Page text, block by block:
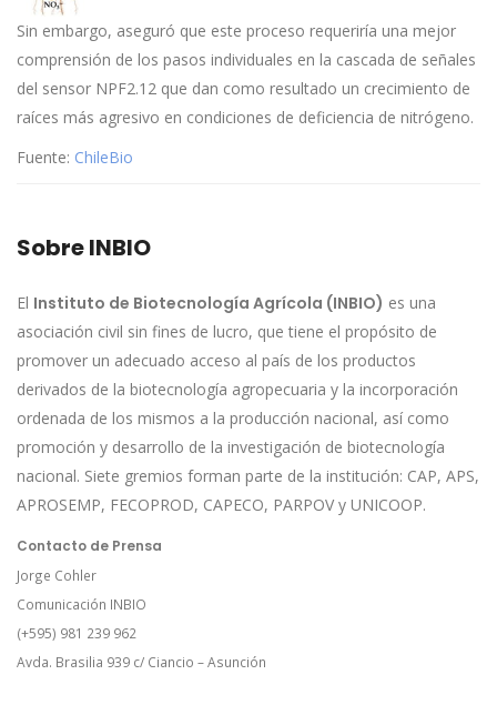
Sin embargo, aseguró que este proceso requeriría una mejor
comprensión de los pasos individuales en la cascada de señales
del sensor NPF2.12 que dan como resultado un crecimiento de
raíces más agresivo en condiciones de deficiencia de nitrógeno.
Fuente: ChileBio
Sobre INBIO
El Instituto de Biotecnología Agrícola (INBIO) es una
asociación civil sin fines de lucro, que tiene el propósito de
promover un adecuado acceso al país de los productos
derivados de la biotecnología agropecuaria y la incorporación
ordenada de los mismos a la producción nacional, así como
promoción y desarrollo de la investigación de biotecnología
nacional. Siete gremios forman parte de la institución: CAP, APS,
APROSEMP, FECOPROD, CAPECO, PARPOV y UNICOOP.
Contacto de Prensa
Jorge Cohler
Comunicación INBIO
(+595) 981 239 962
Avda. Brasilia 939 c/ Ciancio – Asunción